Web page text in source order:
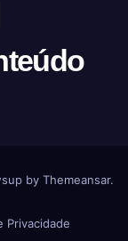
by Themeansar.
Privacidade